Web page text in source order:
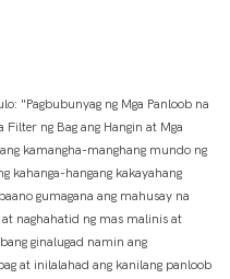
"Pagbubunyag ng Mga Panloob na
Filter ng Bag ang Hangin at Mga
kamangha-manghang mundo ng
kahanga-hangang kakayahang
gumagana ang mahusay na
naghahatid ng mas malinis at
ginalugad namin ang
at inilalahad ang kanilang panloob